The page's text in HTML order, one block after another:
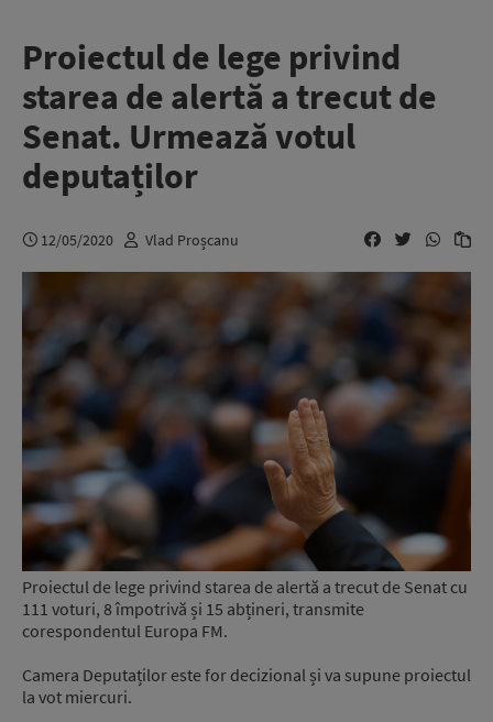
Proiectul de lege privind
starea de alertă a trecut de
Senat. Urmează votul
deputaților
12/05/2020 Vlad Proșcanu
Proiectul de lege privind starea de alertă a trecut de Senat cu
111 voturi, 8 împotrivă și 15 abțineri, transmite
corespondentul Europa FM.
Camera Deputaților este for decizional și va supune proiectul
la vot miercuri.